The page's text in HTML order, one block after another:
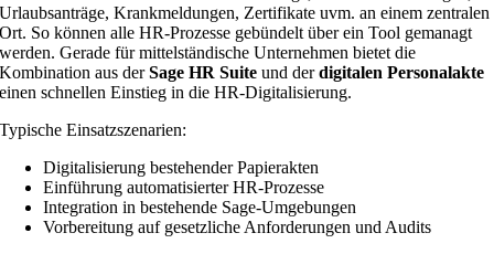
Urlaubsanträge, Krankmeldungen, Zertifikate uvm. an einem zentralen
Ort. So können alle HR-Prozesse gebündelt über ein Tool gemanagt
werden. Gerade für mittelständische Unternehmen bietet die
Kombination aus derSage HR Suiteund derdigitalen Personalakte
einen schnellen Einstieg in die HR-Digitalisierung.
Typische Einsatzszenarien:
Digitalisierung bestehender Papierakten
Einführung automatisierter HR-Prozesse
Integration in bestehende Sage-Umgebungen
Vorbereitung auf gesetzliche Anforderungen und Audits